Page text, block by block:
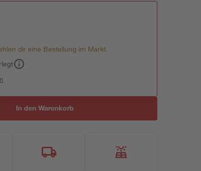
dir eine Bestellung im Markt.
In den Warenkorb